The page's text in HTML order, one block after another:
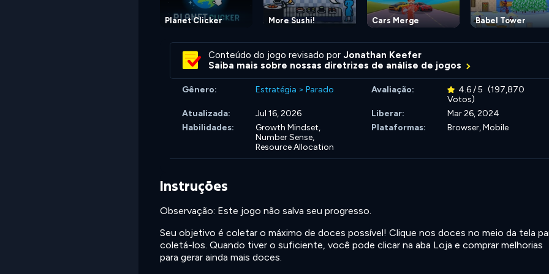
Planet Clicker More Sushi! Cars Merge Babel Tower
Conteúdo do jogo revisado por Jonathan Keefer
Saiba mais sobre nossas diretrizes de análise de jogos
Gênero: Estratégia > Parado Avaliação: 4.6 / 5 (197,870
Votos)
Atualizada:
Jul 16, 2026 Liberar:
Mar 26, 2024
Habilidades:
Growth Mindset,
Number Sense,
Resource Allocation
Plataformas: Browser, Mobile
Instruções
Observação: Este jogo não salva seu progresso.
Seu objetivo é coletar o máximo de doces possível! Clique nos doces no meio da tela
coletá-los. Quando tiver o suficiente, você pode clicar na aba Loja e comprar melhorias
para gerar ainda mais doces.